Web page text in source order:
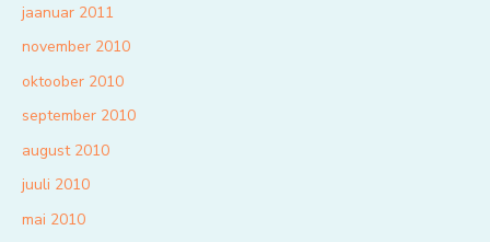
jaanuar 2011
november 2010
oktoober 2010
september 2010
august 2010
juuli 2010
mai 2010